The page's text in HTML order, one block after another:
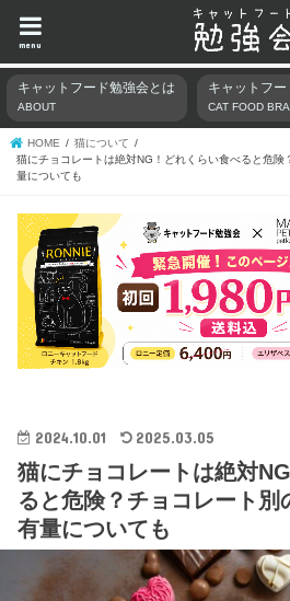
menu
キャットフード勉強会とは
ABOUT
キャットフー
CAT FOOD
HOME
猫について
猫にチョコレートは絶対NG！どれくらい食べると危
量についても
2024.10.01 2025.03.05
猫にチョコレートは絶対
ると危険？チョコレート別
有量についても